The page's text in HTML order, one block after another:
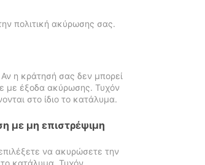
πολιτική ακύρωσης σας.
η κράτησή σας δεν μπορεί
με έξοδα ακύρωσης. Τυχόν
στο ίδιο το κατάλυμα.
με μη επιστρέψιμη
να ακυρώσετε την
κατάλυμα. Τυχόν